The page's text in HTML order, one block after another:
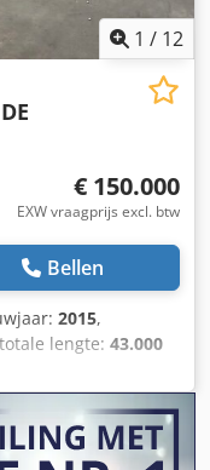
1 / 12
€ 150.000
EXW vraagprijs excl. btw
Bellen
2015,
lengte: 43.000
(max.):200
(max.):
mm, Wij bieden